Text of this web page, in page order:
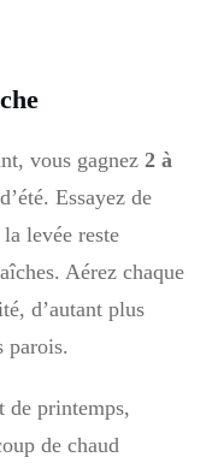
vous gagnez 2 à
Essayez de
levée reste
Aérez chaque
d’autant plus
parois.
de printemps,
de chaud